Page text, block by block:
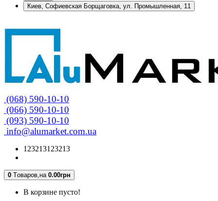
Киев, Софиевская Борщаговка, ул. Промышленная, 11
(068) 590-10-10
(066) 590-10-10
(093) 590-10-10
info@alumarket.com.ua
123213123213
0 Tоваров, на 0.00грн
В корзине пусто!